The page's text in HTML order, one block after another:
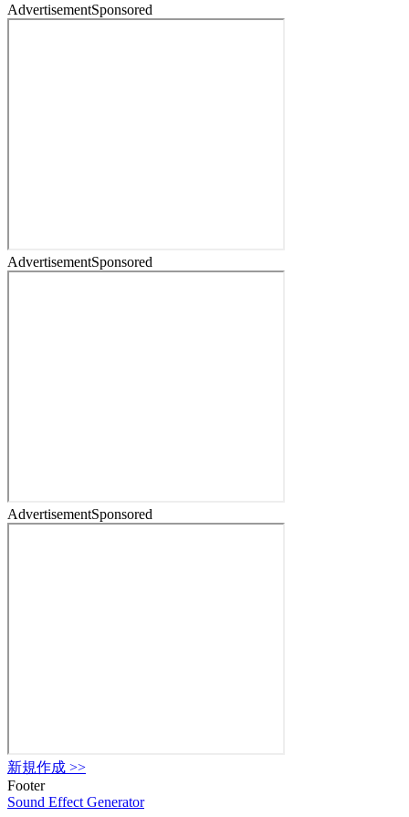
AdvertisementSponsored
AdvertisementSponsored
AdvertisementSponsored
新規作成 >>
Footer
Sound Effect Generator